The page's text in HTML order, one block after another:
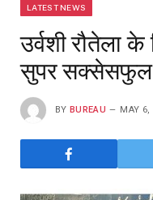
LATEST NEWS
उर्वशी रौतेला
सुपर सक्सेसफुल
BY BUREAU MAY 6,